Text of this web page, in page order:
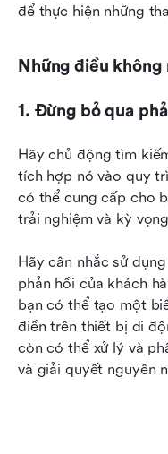
để thực hiện những
Những điều không
1. Đừng bỏ qua
Hãy chủ động tìm
tích hợp nó vào quy
có thể cung cấp cho
trải nghiệm và kỳ
Hãy cân nhắc sử
phản hồi của khách
bạn có thể tạo một
điền trên thiết bị di
còn có thể xử lý và
và giải quyết nguyên